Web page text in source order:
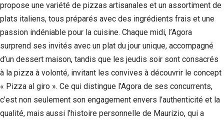
propose une variété de pizzas artisanales et un assortiment de
plats italiens, tous préparés avec des ingrédients frais et une
passion indéniable pour la cuisine. Chaque midi, l’Agora
surprend ses invités avec un plat du jour unique, accompagné
d’un dessert maison, tandis que les jeudis soir sont consacrés
à la pizza à volonté, invitant les convives à découvrir le concept
« Pizza al giro ». Ce qui distingue l’Agora de ses concurrents,
c’est non seulement son engagement envers l’authenticité et la
qualité, mais aussi l’histoire personnelle de Maurizio, qui a
fonctionne
aussi bien que
possible lors
de votre visite.
Si vous
refusez ces
certaines
fonctionnalités
du site Web.